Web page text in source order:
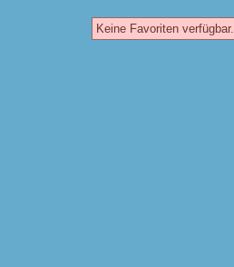
Keine Favoriten verfügbar.